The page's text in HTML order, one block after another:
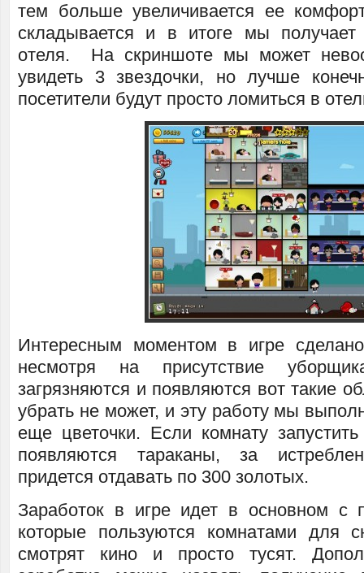
тем больше увеличивается ее
складывается и в итоге мы получает
отеля. На скриншоте мы может
увидеть 3 звездочки, но лучше
посетители будут просто ломиться в
Интересным моментом в игре
несмотря на присутствие
загрязняются и появляются вот такие
убрать не может, и эту работу мы
еще цветочки. Если комнату
появляются тараканы, за
придется отдавать по 300 золотых.
Заработок в игре идет в основном с
которые пользуются комнатами для
смотрят кино и просто тусят.